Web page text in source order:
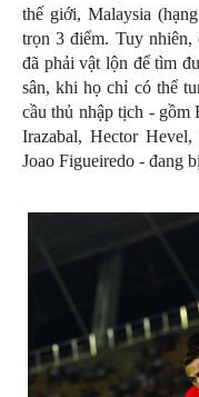
thế giới, Malaysia
trọn 3 điểm. Tuy nhiên,
đã phải vật lộn để tìm
sân, khi họ chỉ có thể
cầu thủ nhập tịch - gồm
Irazabal, Hector
Joao Figueiredo - đang